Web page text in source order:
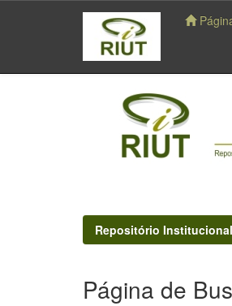
navigation
Repositório
Página de